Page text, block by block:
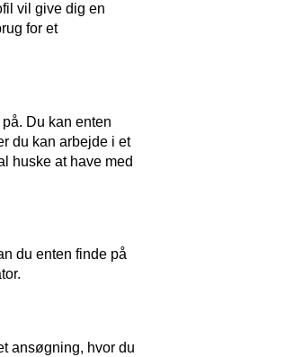
vil give dig en
for et
Du kan enten
du kan arbejde i et
huske at have med
du enten finde på
ansøgning, hvor du